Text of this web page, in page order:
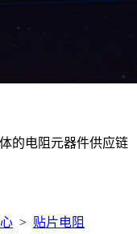
的电阻元器件供应链
> 贴片电阻